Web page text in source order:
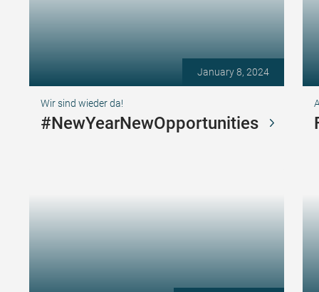
January 8, 2024
Wir sind wieder da!
#NewYearNewOpportunities